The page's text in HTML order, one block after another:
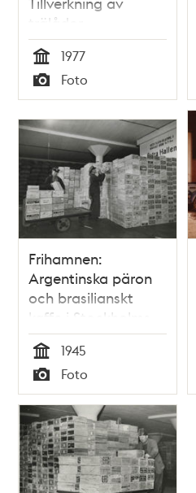
trälådor
Tid
1977
Typ
Foto
Frihamnen:
Argentinska päron
och brasilianskt
kaffe i Stockholms
Frihamns lager
Tid
1945
Typ
Foto